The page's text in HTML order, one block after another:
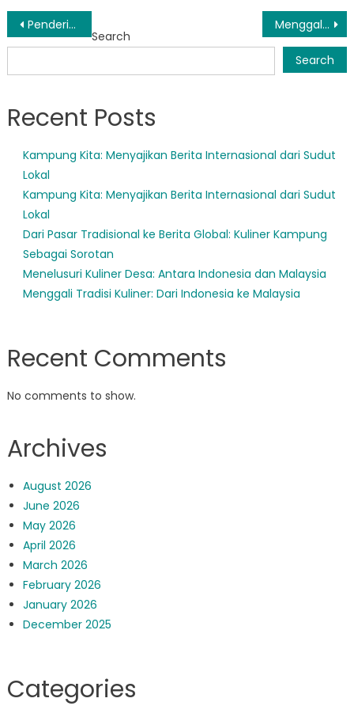
Post
navigation
Penderitaan Anak Terlantar di Sarmi: Jeritan Minta Tolong Menggali Manfaat BPNT Sarmi: Pendekatan Baru dalam Penanganan Nyeri
Search
Search
Recent Posts
Kampung Kita: Menyajikan Berita Internasional dari Sudut
Lokal
Kampung Kita: Menyajikan Berita Internasional dari Sudut
Lokal
Dari Pasar Tradisional ke Berita Global: Kuliner Kampung
Sebagai Sorotan
Menelusuri Kuliner Desa: Antara Indonesia dan Malaysia
Menggali Tradisi Kuliner: Dari Indonesia ke Malaysia
Recent Comments
No comments to show.
Archives
August 2026
June 2026
May 2026
April 2026
March 2026
February 2026
January 2026
December 2025
Categories